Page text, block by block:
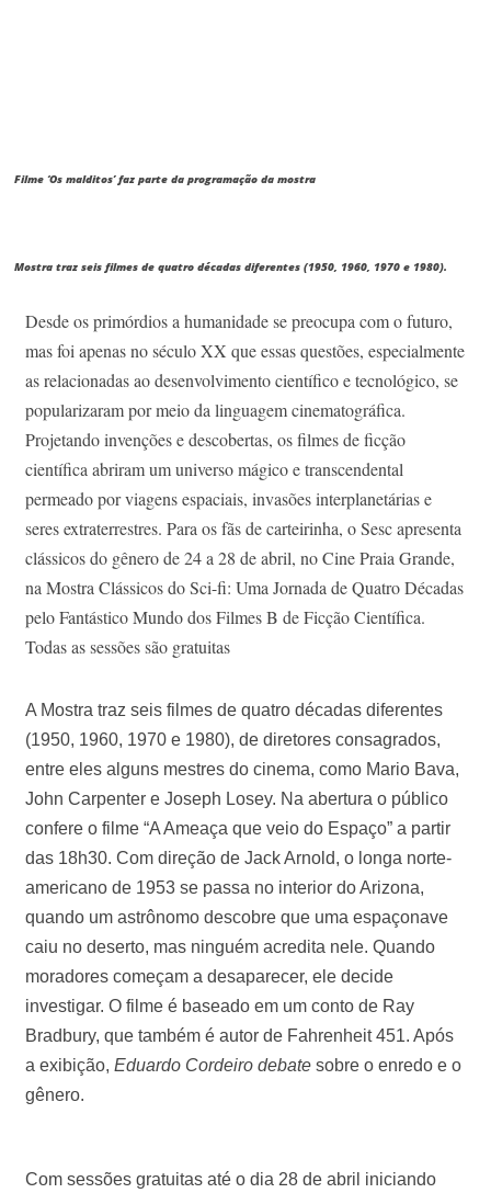
Filme ‘Os malditos’ faz parte da programação da mostra
Mostra traz seis filmes de quatro décadas diferentes (1950, 1960, 1970 e 1980).
Desde os primórdios a humanidade se preocupa com o futuro,
mas foi apenas no século XX que essas questões, especialmente
as relacionadas ao desenvolvimento científico e tecnológico, se
popularizaram por meio da linguagem cinematográfica.
Projetando invenções e descobertas, os filmes de ficção
científica abriram um universo mágico e transcendental
permeado por viagens espaciais, invasões interplanetárias e
seres extraterrestres. Para os fãs de carteirinha, o Sesc apresenta
clássicos do gênero de 24 a 28 de abril, no Cine Praia Grande,
na Mostra Clássicos do Sci-fi: Uma Jornada de Quatro Décadas
pelo Fantástico Mundo dos Filmes B de Ficção Científica.
Todas as sessões são gratuitas
A Mostra traz seis filmes de quatro décadas diferentes
(1950, 1960, 1970 e 1980), de diretores consagrados,
entre eles alguns mestres do cinema, como Mario Bava,
John Carpenter e Joseph Losey. Na abertura o público
confere o filme “A Ameaça que veio do Espaço” a partir
das 18h30. Com direção de Jack Arnold, o longa norte-
americano de 1953 se passa no interior do Arizona,
quando um astrônomo descobre que uma espaçonave
caiu no deserto, mas ninguém acredita nele. Quando
moradores começam a desaparecer, ele decide
investigar. O filme é baseado em um conto de Ray
Bradbury, que também é autor de Fahrenheit 451. Após
a exibição, Eduardo Cordeiro debate sobre o enredo e o
gênero.
Com sessões gratuitas até o dia 28 de abril iniciando